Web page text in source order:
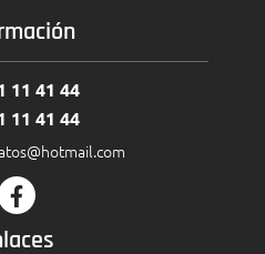
11 41 44
11 41 44